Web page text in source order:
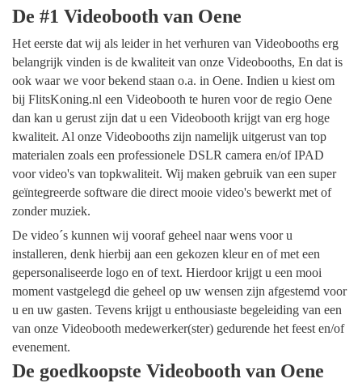
De #1 Videobooth van Oene
Het eerste dat wij als leider in het verhuren van Videobooths erg
belangrijk vinden is de kwaliteit van onze Videobooths, En dat is
ook waar we voor bekend staan o.a. in Oene. Indien u kiest om
bij FlitsKoning.nl een Videobooth te huren voor de regio Oene
dan kan u gerust zijn dat u een Videobooth krijgt van erg hoge
kwaliteit. Al onze Videobooths zijn namelijk uitgerust van top
materialen zoals een professionele DSLR camera en/of IPAD
voor video's van topkwaliteit. Wij maken gebruik van een super
geïntegreerde software die direct mooie video's bewerkt met of
zonder muziek.
De video´s kunnen wij vooraf geheel naar wens voor u
installeren, denk hierbij aan een gekozen kleur en of met een
gepersonaliseerde logo en of text. Hierdoor krijgt u een mooi
moment vastgelegd die geheel op uw wensen zijn afgestemd voor
u en uw gasten. Tevens krijgt u enthousiaste begeleiding van een
van onze Videobooth medewerker(ster) gedurende het feest en/of
evenement.
De goedkoopste Videobooth van Oene